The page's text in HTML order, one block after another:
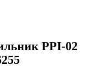
PPI-02